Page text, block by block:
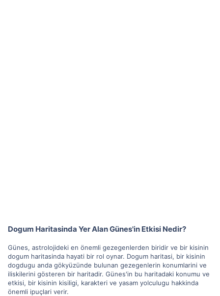
Dogum Haritasinda Yer Alan Günes'in Etkisi Nedir?
Günes, astrolojideki en önemli gezegenlerden biridir ve bir kisinin
dogum haritasinda hayati bir rol oynar. Dogum haritasi, bir kisinin
dogdugu anda gökyüzünde bulunan gezegenlerin konumlarini ve
iliskilerini gösteren bir haritadir. Günes'in bu haritadaki konumu ve
etkisi, bir kisinin kisiligi, karakteri ve yasam yolculugu hakkinda
önemli ipuçlari verir.